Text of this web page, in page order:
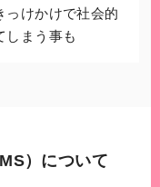
っけかけで社会的
しまう事も
）について